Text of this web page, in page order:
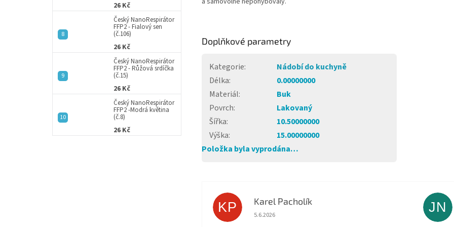
26 Kč
Český NanoRespirátor
FFP2 - Fialový sen
(č.106)
26 Kč
Český NanoRespirátor
FFP2 - Růžová srdíčka
(č.15)
26 Kč
Český NanoRespirátor
FFP2 -Modrá květina
(č.8)
26 Kč
Doplňkové parametry
Kategorie:
Nádobí do kuchyně
Délka:
0.00000000
Materiál:
Buk
Povrch:
Lakovaný
Šířka:
10.50000000
Výška:
15.00000000
Položka byla vyprodána…
KP Karel Pacholík
Hodnocení obchodu je 4 z 5 hvězdiček.
5.6.2026
JN